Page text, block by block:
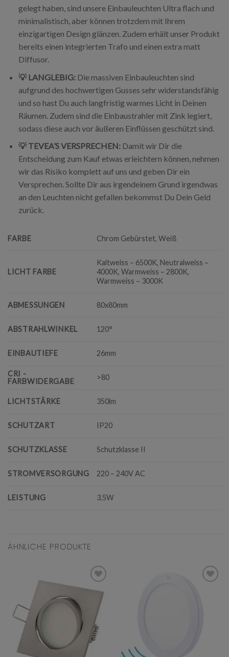
gelegt haben, sind unsere Einbauleuchten Ultra flach und
minimalistisch, aber können trotzdem mit Ihrem
einzigartigen Design glänzen. Zudem erhält unser Produkt
bereits einen integrierten Trafo und einen extra matt
Diffusor.
💡 LANGLEBIG:Die massiven Einbauleuchten sind
aufgrund des hochwertigen Gusses sehr widerstandsfähig
und so hast Du auch langfristig warmes Licht in Deinen
Räumen. Zudem sind die Einbaustrahler mit Zink legiert,
sodass diese auch vor äußeren Einflüssen geschützt sind.
💡 TEVEA’S VERSPRECHEN:Damit wir Dir die
Entscheidung zum Kauf etwas erleichtern können, nehmen
wir das Risiko komplett auf uns und geben Dir ein
Versprechen. Sollte Dir aus irgendeinem Grund irgendwas
an den Leuchten nicht gefallen bekommst Du Dein Geld
zurück.
FARBE Chrom Gebürstet, Weiß
LICHT FARBE
Kaltweiss – 6500K, Neutralweiss –
4000K, Warmweiss – 2800K,
Warmweiss – 3000K
ABMESSUNGEN 80x80mm
ABSTRAHLWINKEL 120°
EINBAUTIEFE 26mm
CRI -
FARBWIDERGABE
>80
LICHTSTÄRKE 350lm
SCHUTZART IP20
SCHUTZKLASSE Schutzklasse II
STROMVERSORGUNG 220 – 240V AC
LEISTUNG 3.5W
ÄHNLICHE PRODUKTE
Add to
wishlist